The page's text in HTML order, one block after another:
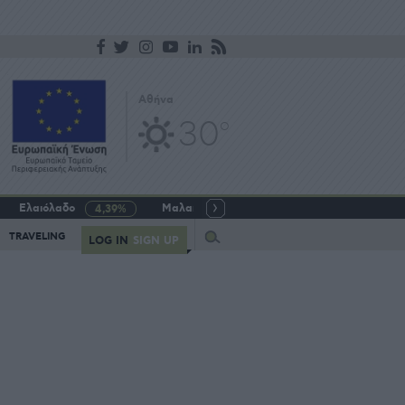
Ελαιόλαδο 4,39% Μαλακό σιτάρι
TRAVELING LOG IN SIGN UP